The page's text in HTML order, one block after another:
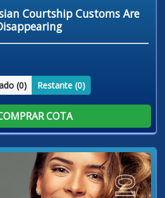
Courtship Customs Are
(0) Restante (0)
COTA